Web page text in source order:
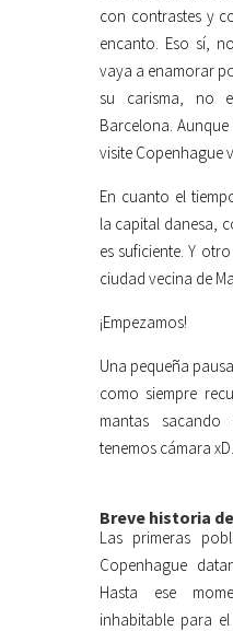
con contrastes y
encanto. Eso sí,
vaya a enamorar
su carisma, no
Barcelona.
visite Copenhague
En cuanto el
la capital danesa,
es suficiente. Y
ciudad vecina de
¡Empezamos!
Una pequeña
como siempre
mantas
tenemos cámara
Breve historia
Las primeras
Copenhague
Hasta ese
inhabitable para